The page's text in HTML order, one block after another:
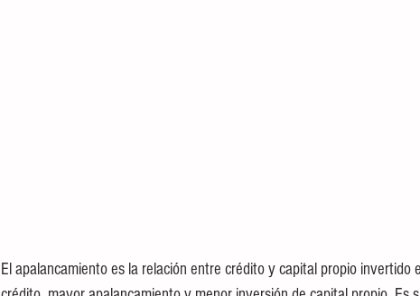
El apalancamiento es la relación entre crédito y capital propio invertido